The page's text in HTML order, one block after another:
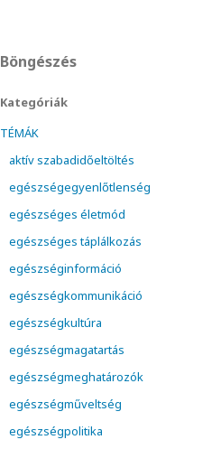
Böngészés
Kategóriák
TÉMÁK
aktív szabadidőeltöltés
egészségegyenlőtlenség
egészséges életmód
egészséges táplálkozás
egészséginformáció
egészségkommunikáció
egészségkultúra
egészségmagatartás
egészségmeghatározók
egészségműveltség
egészségpolitika